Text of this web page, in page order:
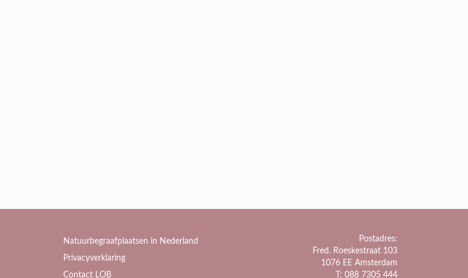
Natuurbegraafplaatsen in Nederland
Privacyverklaring
Contact LOB
Postadres:
Fred. Roeskestraat 103
1076 EE Amsterdam
T: 088 7305 444